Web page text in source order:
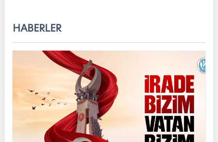
HABERLER